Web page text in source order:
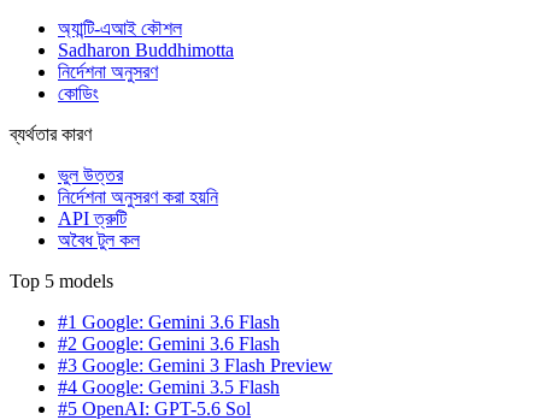
অ্যান্টি-এআই কৌশল
Sadharon Buddhimotta
নির্দেশনা অনুসরণ
কোডিং
ব্যর্থতার কারণ
ভুল উত্তর
নির্দেশনা অনুসরণ করা হয়নি
API ত্রুটি
অবৈধ টুল কল
Top 5 models
#1 Google: Gemini 3.6 Flash
#2 Google: Gemini 3.6 Flash
#3 Google: Gemini 3 Flash Preview
#4 Google: Gemini 3.5 Flash
#5 OpenAI: GPT-5.6 Sol